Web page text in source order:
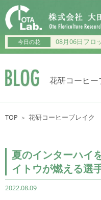
今日の花 08月06日フロ
花研コーヒー
TOP ＞ 花研コーヒーブレイク
夏のインターハイ
イトウが燃える選
2022.08.09